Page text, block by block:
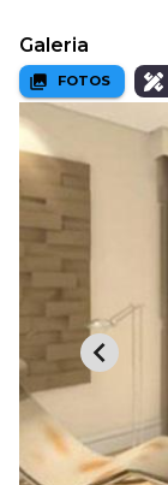
Galeria
FOTOS